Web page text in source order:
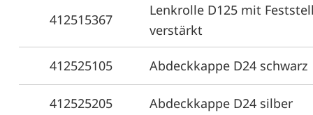
412515367
Lenkrolle D125 mit
verstärkt
412525105 Abdeckkappe D24 schwarz
412525205 Abdeckkappe D24 silber